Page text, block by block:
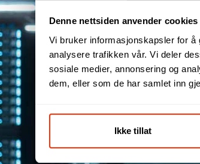
Denne nettsiden anvender cookies
Vi bruker informasjonskapsler for å
analysere trafikken vår. Vi deler
sosiale medier, annonsering og
dem, eller som de har samlet inn
Ikke tillat